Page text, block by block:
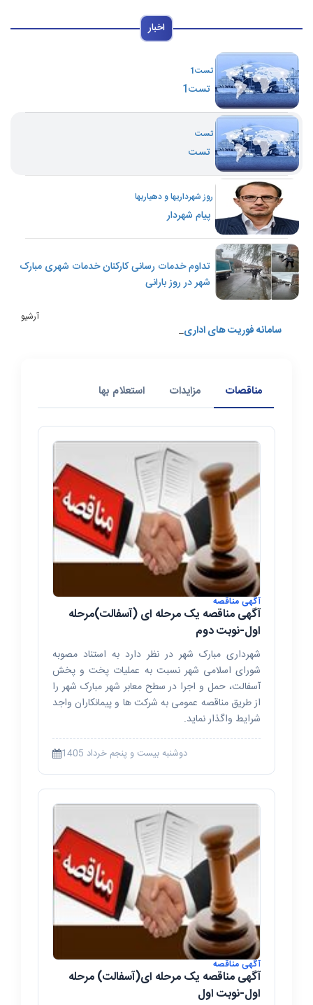
اخبار
تست1
تست1
تست
تست
روز شهرداریها و دهیاریها
پیام شهردار
تداوم خدمات رسانی کارکنان خدمات شهری مبارک
شهر در روز بارانی
آماده سازی پایه ی ست های ورزشی در بلوار
نصب آلمان ایران همدل و وطنم ایران در بلوار
شهید باکری
لایروبی کانال آب در محدوده خدمات شهری
آماده سازی بلوار شهید باکری جهت کاشت گل
کاشت درخت در بلوار چهارده معصوم و بلوار سردار
شهید باکری
آرشیو
سامانه فوریت های اداری(فواد)-128
مناقصات مزایدات استعلام بها
آگهی مناقصه
آگهی مناقصه یک مرحله ای (آسفالت)مرحله
اول-نوبت دوم
شهرداری مبارک شهر در نظر دارد به استناد مصوبه
شورای اسلامی شهر نسبت به عملیات پخت و پخش
آسفالت، حمل و اجرا در سطح معابر شهر مبارک شهر را
از طریق مناقصه عمومی به شرکت ها و پیمانکاران واجد
شرایط واگذار نماید.
دوشنبه بیست و پنجم خرداد 1405
آگهی مناقصه
آگهی مناقصه یک مرحله ای(آسفالت) مرحله
اول-نوبت اول